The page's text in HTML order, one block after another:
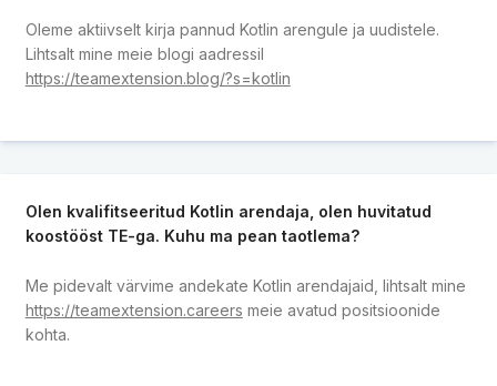
Oleme aktiivselt kirja pannud Kotlin arengule ja uudistele.
Lihtsalt mine meie blogi aadressil
https://teamextension.blog/?s=kotlin
Olen kvalifitseeritud Kotlin arendaja, olen huvitatud
koostööst TE-ga. Kuhu ma pean taotlema?
Me pidevalt värvime andekate Kotlin arendajaid, lihtsalt mine
https://teamextension.careers meie avatud positsioonide
kohta.